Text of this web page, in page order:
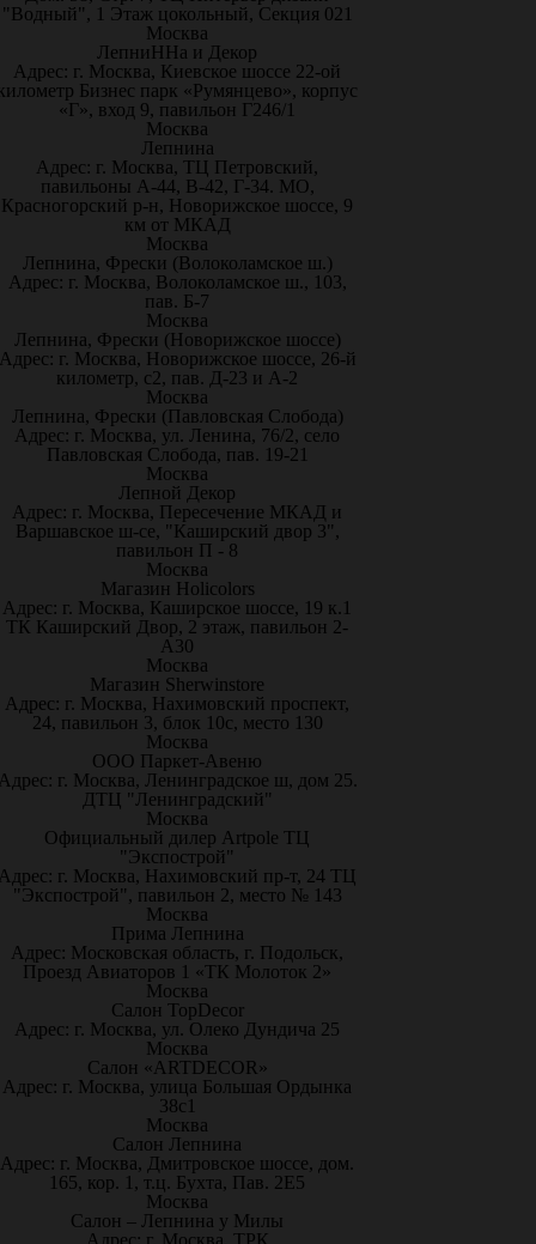
"Водный", 1 Этаж цокольный, Секция 021
Москва
ЛепниННа и Декор
Адрес: г. Москва, Киевское шоссе 22-ой
Бизнес парк «Румянцево», корпус
«Г», вход 9, павильон Г246/1
Москва
Лепнина
Адрес: г. Москва, ТЦ Петровский,
павильоны А-44, В-42, Г-34. МО,
Красногорский р-н, Новорижское шоссе, 9
км от МКАД
Москва
Лепнина, Фрески (Волоколамское ш.)
Адрес: г. Москва, Волоколамское ш., 103,
пав. Б-7
Москва
Лепнина, Фрески (Новорижское шоссе)
г. Москва, Новорижское шоссе, 26-й
километр, с2, пав. Д-23 и А-2
Москва
Лепнина, Фрески (Павловская Слобода)
Адрес: г. Москва, ул. Ленина, 76/2, село
Павловская Слобода, пав. 19-21
Москва
Лепной Декор
Адрес: г. Москва, Пересечение МКАД и
Варшавское ш-се, "Каширский двор 3",
павильон П - 8
Москва
Магазин Holicolors
Адрес: г. Москва, Каширское шоссе, 19 к.1
ТК Каширский Двор, 2 этаж, павильон 2-
А30
Москва
Магазин Sherwinstore
Адрес: г. Москва, Нахимовский проспект,
24, павильон 3, блок 10с, место 130
Москва
ООО Паркет-Авeню
г. Москва, Ленинградское ш, дом 25.
ДТЦ "Ленинградский"
Москва
Официальный дилер Artpole ТЦ
"Экспострой"
г. Москва, Нахимовский пр-т, 24 ТЦ
"Экспострой", павильон 2, место № 143
Москва
Прима Лепнина
Адрес: Московская область, г. Подольск,
Проезд Авиаторов 1 «ТК Молоток 2»
Москва
Салон TopDecor
Адрес: г. Москва, ул. Олеко Дундича 25
Москва
Салон «ARTDECOR»
Адрес: г. Москва, улица Большая Ордынка
38с1
Москва
Салон Лепнина
Адрес: г. Москва, Дмитровское шоссе, дом.
165, кор. 1, т.ц. Бухта, Пав. 2Е5
Москва
Салон – Лепнина у Милы
Адрес: г. Москва, ТРК